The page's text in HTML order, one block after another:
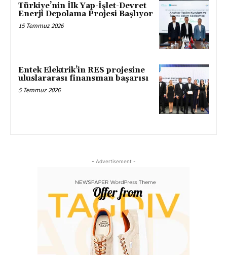
Türkiye’nin İlk Yap-İşlet-Devret
Enerji Depolama Projesi Başlıyor
15 Temmuz 2026
Entek Elektrik’in RES projesine
uluslararası finansman başarısı
5 Temmuz 2026
- Advertisement -